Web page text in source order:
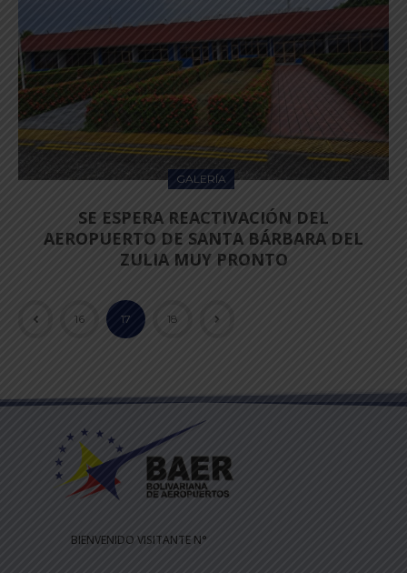
GALERÍA
SE ESPERA REACTIVACIÓN DEL
AEROPUERTO DE SANTA BÁRBARA DEL
ZULIA MUY PRONTO
16 17 18
BIENVENIDO VISITANTE N°